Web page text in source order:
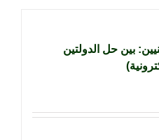
بين حل الدولتين